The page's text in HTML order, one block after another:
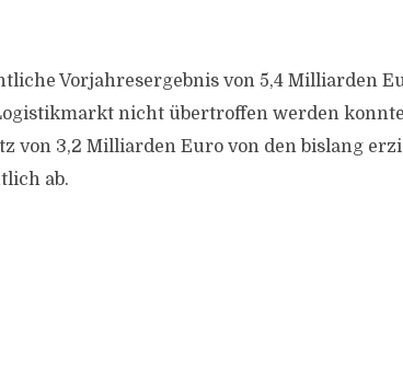
Vorjahresergebnis von 5,4 Milliarden
nicht übertroffen werden
von 3,2 Milliarden Euro von den bislang
ab.